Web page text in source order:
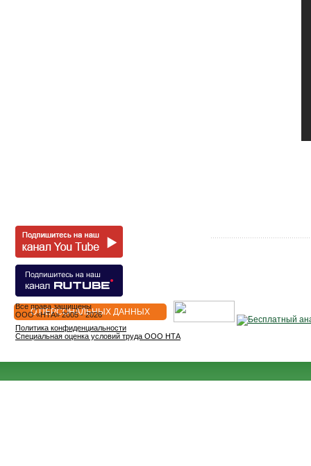
О ПЕРСОНАЛЬНЫХ ДАННЫХ
Все права защищены
OOO «НТА» 2005 - 2026
Политика конфиденциальности
Специальная оценка условий труда ООО НТА